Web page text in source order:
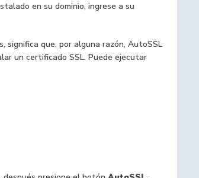
en su dominio, ingrese a su
que, por alguna razón, AutoSSL
un certificado SSL. Puede ejecutar